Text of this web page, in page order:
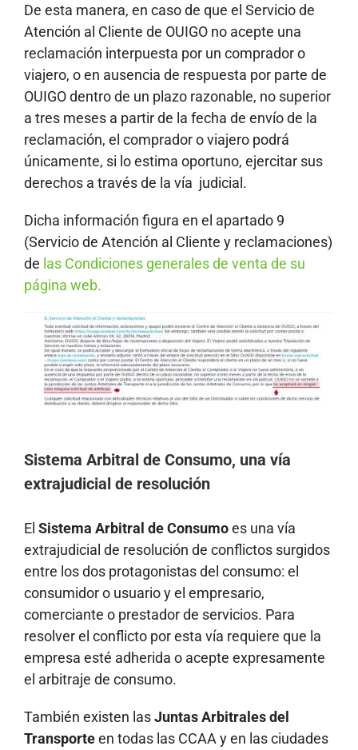
De esta manera, en caso de que el Servicio de
Atención al Cliente de OUIGO no acepte una
reclamación interpuesta por un comprador o
viajero, o en ausencia de respuesta por parte de
OUIGO dentro de un plazo razonable, no superior
a tres meses a partir de la fecha de envío de la
reclamación, el comprador o viajero podrá
únicamente, si lo estima oportuno, ejercitar sus
derechos a través de la vía judicial.
Dicha información figura en el apartado 9
(Servicio de Atención al Cliente y reclamaciones)
de las Condiciones generales de venta de su
página web.
Sistema Arbitral de Consumo, una vía
extrajudicial de resolución
El Sistema Arbitral de Consumoes una vía
extrajudicial de resolución de conflictos surgidos
entre los dos protagonistas del consumo: el
consumidor o usuario y el empresario,
comerciante o prestador de servicios. Para
resolver el conflicto por esta vía requiere que la
empresa esté adherida o acepte expresamente
el arbitraje de consumo.
También existen lasJuntas Arbitrales del
Transporteen todas las CCAA y en las ciudades